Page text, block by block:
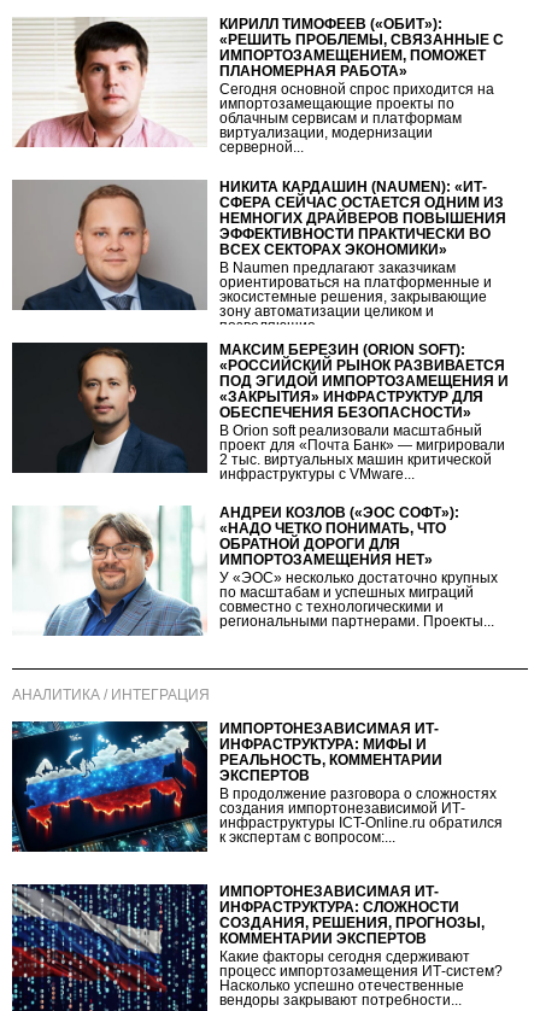
КИРИЛЛ ТИМОФЕЕВ («ОБИТ»):
«РЕШИТЬ ПРОБЛЕМЫ, СВЯЗАННЫЕ С
ИМПОРТОЗАМЕЩЕНИЕМ, ПОМОЖЕТ
ПЛАНОМЕРНАЯ РАБОТА»
Сегодня основной спрос приходится на
импортозамещающие проекты по
облачным сервисам и платформам
виртуализации, модернизации
серверной...
НИКИТА КАРДАШИН (NAUMEN): «ИТ-
СФЕРА СЕЙЧАС ОСТАЕТСЯ ОДНИМ ИЗ
НЕМНОГИХ ДРАЙВЕРОВ ПОВЫШЕНИЯ
ЭФФЕКТИВНОСТИ ПРАКТИЧЕСКИ ВО
ВСЕХ СЕКТОРАХ ЭКОНОМИКИ»
В Naumen предлагают заказчикам
ориентироваться на платформенные и
экосистемные решения, закрывающие
зону автоматизации целиком и
позволяющие...
МАКСИМ БЕРЕЗИН (ORION SOFT):
«РОССИЙСКИЙ РЫНОК РАЗВИВАЕТСЯ
ПОД ЭГИДОЙ ИМПОРТОЗАМЕЩЕНИЯ И
«ЗАКРЫТИЯ» ИНФРАСТРУКТУР ДЛЯ
ОБЕСПЕЧЕНИЯ БЕЗОПАСНОСТИ»
В Orion soft реализовали масштабный
проект для «Почта Банк» — мигрировали
2 тыс. виртуальных машин критической
инфраструктуры с VMware...
АНДРЕЙ КОЗЛОВ («ЭОС СОФТ»):
«НАДО ЧЕТКО ПОНИМАТЬ, ЧТО
ОБРАТНОЙ ДОРОГИ ДЛЯ
ИМПОРТОЗАМЕЩЕНИЯ НЕТ»
У «ЭОС» несколько достаточно крупных
по масштабам и успешных миграций
совместно с технологическими и
региональными партнерами. Проекты...
АНАЛИТИКА / ИНТЕГРАЦИЯ
ИМПОРТОНЕЗАВИСИМАЯ ИТ-
ИНФРАСТРУКТУРА: МИФЫ И
РЕАЛЬНОСТЬ, КОММЕНТАРИИ
ЭКСПЕРТОВ
В продолжение разговора о сложностях
создания импортонезависимой ИТ-
инфраструктуры ICT-Online.ru обратился
к экспертам с вопросом:...
ИМПОРТОНЕЗАВИСИМАЯ ИТ-
ИНФРАСТРУКТУРА: СЛОЖНОСТИ
СОЗДАНИЯ, РЕШЕНИЯ, ПРОГНОЗЫ,
КОММЕНТАРИИ ЭКСПЕРТОВ
Какие факторы сегодня сдерживают
процесс импортозамещения ИТ-систем?
Насколько успешно отечественные
вендоры закрывают потребности...